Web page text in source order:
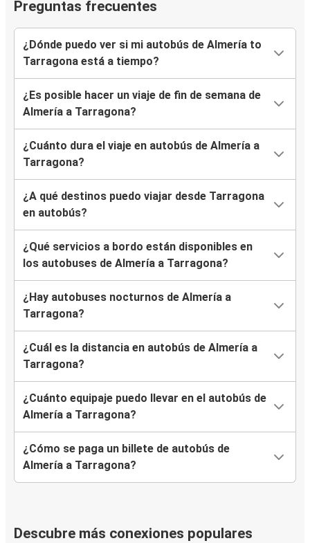
Preguntas frecuentes
¿Dónde puedo ver si mi autobús de Almería to
Tarragona está a tiempo?
¿Es posible hacer un viaje de fin de semana de
Almería a Tarragona?
¿Cuánto dura el viaje en autobús de Almería a
Tarragona?
¿A qué destinos puedo viajar desde Tarragona
en autobús?
¿Qué servicios a bordo están disponibles en
los autobuses de Almería a Tarragona?
¿Hay autobuses nocturnos de Almería a
Tarragona?
¿Cuál es la distancia en autobús de Almería a
Tarragona?
¿Cuánto equipaje puedo llevar en el autobús de
Almería a Tarragona?
¿Cómo se paga un billete de autobús de
Almería a Tarragona?
Descubre más conexiones populares